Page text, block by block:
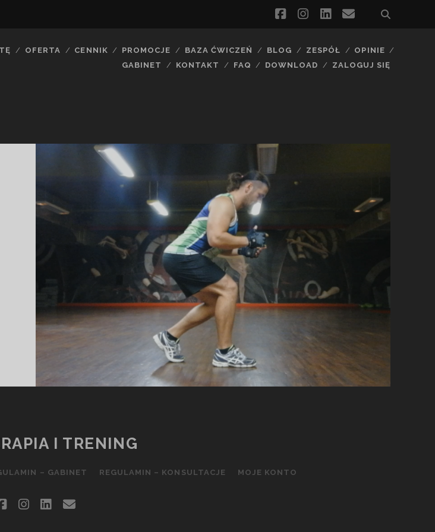
facebookinstagram
linkedinemail
OFERTA CENNIK PROMOCJE BAZA ĆWICZEŃ BLOG ZESPÓŁ
OPINIE
GABINET
KONTAKT FAQ DOWNLOAD ZALOGUJ SIĘ
I TRENING
– GABINET REGULAMIN – KONSULTACJE MOJE KONTO
facebookinstagram
linkedin
email